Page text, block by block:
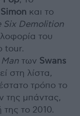
και το
Six Demolition
του
tour.
Man των Swans
στη λίστα,
τρόπο το
της μπάντας,
το 2010.